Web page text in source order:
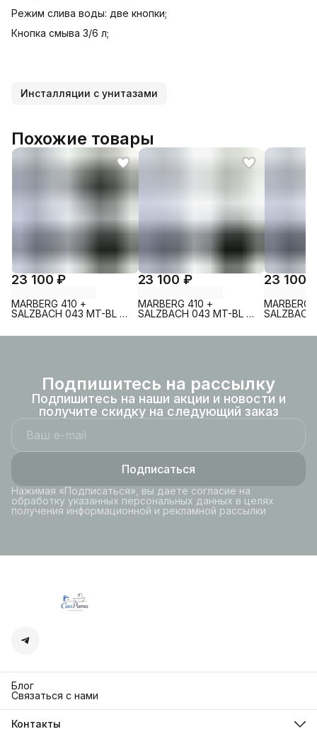
Режим слива воды: две кнопки;
Кнопка смыва 3/6 л;
Инсталляции с унитазами
Похожие товары
23 100 ₽
MARBERG 410 +
SALZBACH 043 MT-BL +
23 100 ₽
MARBERG 410 +
SALZBACH 043 MT-BL +
23 100
MARBERG
Подпишитесь на рассылку
Подпишитесь на наши акции и новости и
получите скидку на следующий заказ
Подписаться
Нажимая «Подписаться», вы даете согласие на
обработку указанных персональных данных в целях
получения информационной и рекламной рассылки
Блог
Связаться с нами
Контакты